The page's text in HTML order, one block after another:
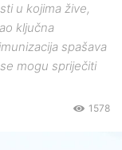
u kojima žive,
ključna
spašava
mogu spriječiti
1578